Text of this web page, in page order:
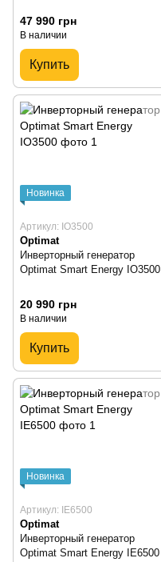
47 990 грн
В наличии
Купить
Новинка
Артикул: IO3500
Optimat
Инверторный генератор
Optimat Smart Energy IO3500
20 990 грн
В наличии
Купить
Новинка
Артикул: IE6500
Optimat
Инверторный генератор
Optimat Smart Energy IE6500